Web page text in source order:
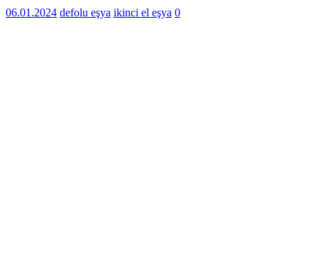
06.01.2024 defolu eşya ikinci el eşya 0